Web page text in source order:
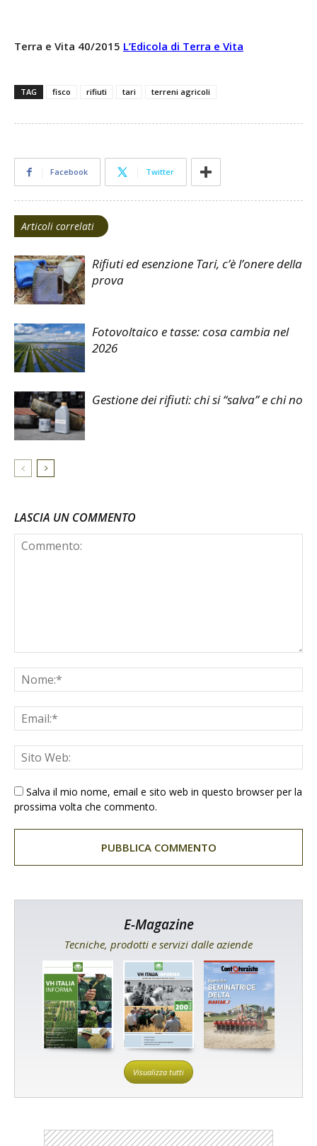
Terra e Vita 40/2015 L’Edicola di Terra e Vita
TAG fisco rifiuti tari terreni agricoli
Facebook Twitter
Articoli correlati
Rifiuti ed esenzione Tari, c’è l’onere della
prova
Fotovoltaico e tasse: cosa cambia nel
2026
Gestione dei rifiuti: chi si “salva” e chi no
LASCIA UN COMMENTO
Salva il mio nome, email e sito web in questo browser per la
prossima volta che commento.
E-Magazine
Tecniche, prodotti e servizi dalle aziende
Visualizza tutti